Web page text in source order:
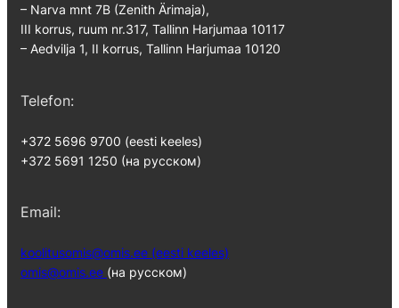
– Narva mnt 7B (Zenith Ärimaja),
III korrus, ruum nr.317, Tallinn Harjumaa 10117
– Aedvilja 1, II korrus, Tallinn Harjumaa 10120
Telefon:
+372 5696 9700 (eesti keeles)
+372 5691 1250 (на русском)
Email:
koolitusomis@omis.ee (eesti keeles)
omis@omis.ee (на русском)